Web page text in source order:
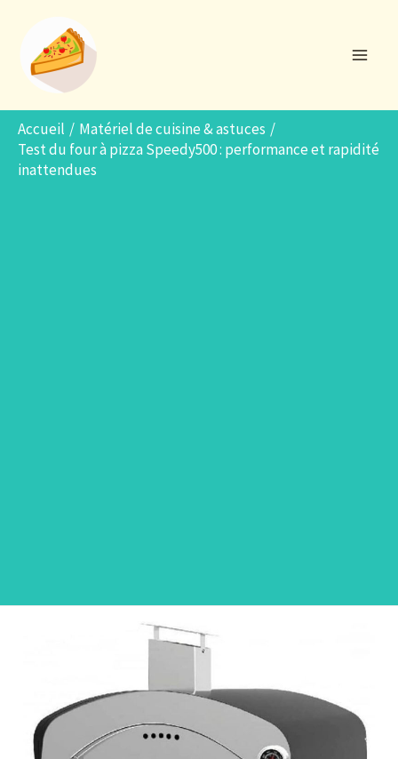
contenu
Accueil
Matériel de cuisine & astuces
Test du four à pizza Speedy500 : performance et rapidité
inattendues